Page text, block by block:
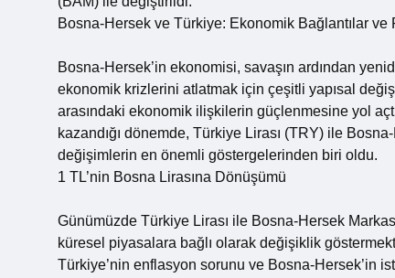
Bosna-Hersek ve Türkiye: Ekonomik Bağlantılar ve
Bosna-Hersek’in ekonomisi, savaşın ardından
ekonomik krizlerini atlatmak için çeşitli yapısal
arasındaki ekonomik ilişkilerin güçlenmesine yol
kazandığı dönemde, Türkiye Lirası (TRY) ile
değişimlerin en önemli göstergelerinden biri oldu.
1 TL’nin Bosna Lirasına Dönüşümü
Günümüzde Türkiye Lirası ile Bosna-Hersek
küresel piyasalara bağlı olarak değişiklik
Türkiye’nin enflasyon sorunu ve Bosna-Hersek’in